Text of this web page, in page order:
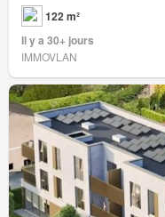
122 m²
Il y a 30+ jours
IMMOVLAN